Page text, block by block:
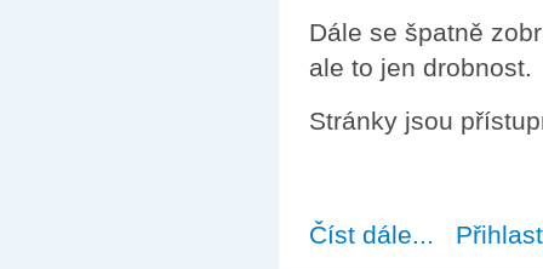
Dále se špatně
ale to jen drobnost.
Stránky jsou
Číst dále... about Ostrý